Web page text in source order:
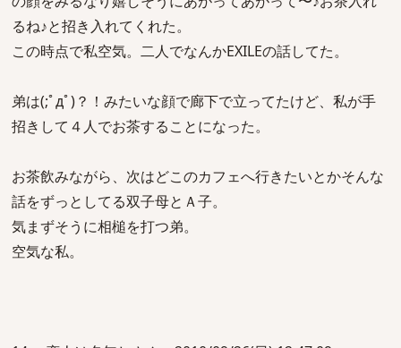
るね♪と招き入れてくれた。
この時点で私空気。二人でなんかEXILEの話してた。
弟は(;ﾟдﾟ)？！みたいな顔で廊下で立ってたけど、私が手
招きして４人でお茶することになった。
お茶飲みながら、次はどこのカフェへ行きたいとかそんな
話をずっとしてる双子母とＡ子。
気まずそうに相槌を打つ弟。
空気な私。